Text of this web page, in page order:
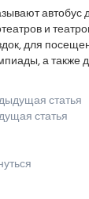
автобус
и
для
а также
статья
статья